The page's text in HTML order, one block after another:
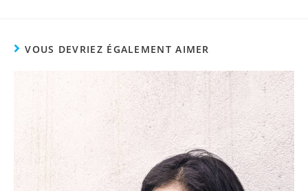
VOUS DEVRIEZ ÉGALEMENT AIMER